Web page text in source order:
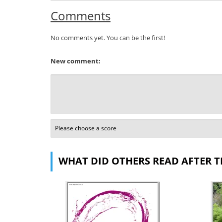
Comments
No comments yet. You can be the first!
New comment:
WHAT DID OTHERS READ AFTER